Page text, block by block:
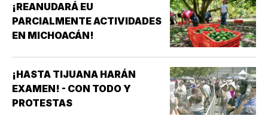
¡REANUDARÁ EU
PARCIALMENTE ACTIVIDADES
EN MICHOACÁN!
¡HASTA TIJUANA HARÁN
EXAMEN! - CON TODO Y
PROTESTAS